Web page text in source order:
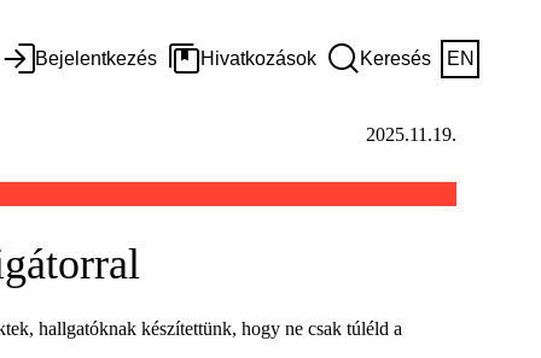
Bejelentkezés Hivatkozások Keresés EN
2025.11.19.
hallgatóknak készítettünk, hogy ne csak túléld a